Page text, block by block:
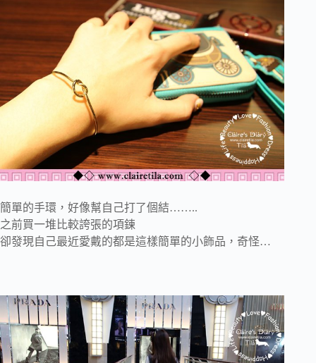
簡單的手環，好像幫自己打了個結……..
之前買一堆比較誇張的項鍊
卻發現自己最近愛戴的都是這樣簡單的小飾品，奇怪…